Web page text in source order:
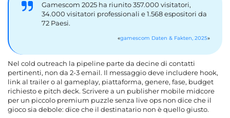
Gamescom 2025 ha riunito 357.000 visitatori,
34.000 visitatori professionali e 1.568 espositori da
72 Paesi.
gamescom Daten & Fakten, 2025
Nel cold outreach la pipeline parte da decine di contatti
pertinenti, non da 2-3 email. Il messaggio deve includere hook,
link al trailer o al gameplay, piattaforma, genere, fase, budget
richiesto e pitch deck. Scrivere a un publisher mobile midcore
per un piccolo premium puzzle senza live ops non dice che il
gioco sia debole: dice che il destinatario non è quello giusto.